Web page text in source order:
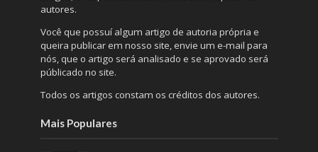
autores.
Você que possuí algum artigo de autoria própria e
queira publicar em nosso site, envie um e-mail para
nós, que o artigo será analisado e se aprovado será
públicado no site.
Todos os artigos constam os créditos dos autores.
Mais Populares